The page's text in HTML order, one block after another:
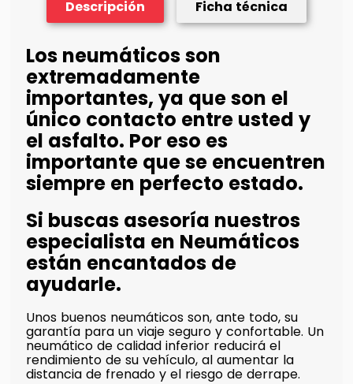
Descripción Ficha técnica
Los neumáticos son
extremadamente
importantes, ya que son el
único contacto entre usted y
el asfalto. Por eso es
importante que se encuentren
siempre en perfecto estado.
Si buscas asesoría nuestros
especialista en Neumáticos
están encantados de
ayudarle.
Unos buenos neumáticos son, ante todo, su
garantía para un viaje seguro y confortable. Un
neumático de calidad inferior reducirá el
rendimiento de su vehículo, al aumentar la
distancia de frenado y el riesgo de derrape.